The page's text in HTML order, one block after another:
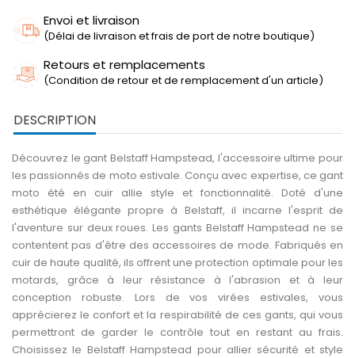
Envoi et livraison
(Délai de livraison et frais de port de notre boutique)
Retours et remplacements
(Condition de retour et de remplacement d'un article)
DESCRIPTION
Découvrez le gant Belstaff Hampstead, l'accessoire ultime pour
les passionnés de moto estivale. Conçu avec expertise, ce gant
moto été en cuir allie style et fonctionnalité. Doté d'une
esthétique élégante propre à Belstaff, il incarne l'esprit de
l'aventure sur deux roues. Les gants Belstaff Hampstead ne se
contentent pas d'être des accessoires de mode. Fabriqués en
cuir de haute qualité, ils offrent une protection optimale pour les
motards, grâce à leur résistance à l'abrasion et à leur
conception robuste. Lors de vos virées estivales, vous
apprécierez le confort et la respirabilité de ces gants, qui vous
permettront de garder le contrôle tout en restant au frais.
Choisissez le Belstaff Hampstead pour allier sécurité et style